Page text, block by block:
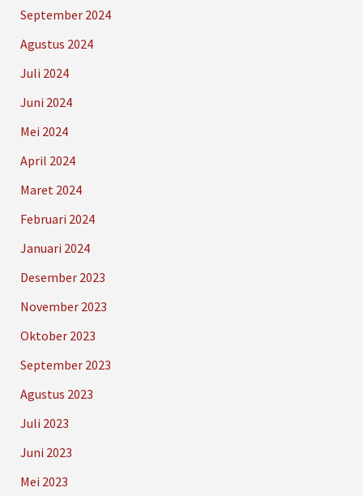
September 2024
Agustus 2024
Juli 2024
Juni 2024
Mei 2024
April 2024
Maret 2024
Februari 2024
Januari 2024
Desember 2023
November 2023
Oktober 2023
September 2023
Agustus 2023
Juli 2023
Juni 2023
Mei 2023